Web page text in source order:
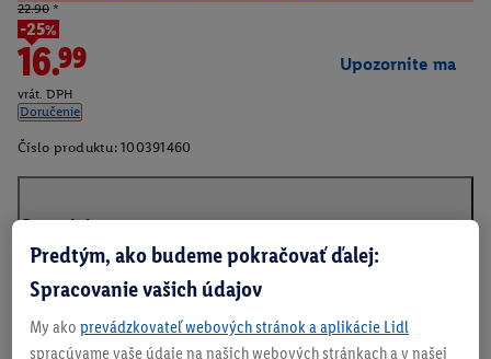
22.90 *
-25%
16.99
vrát. DPH
Doručenie
Upozornite ma
Číslo produktu: 100391460
O produkte
Predtým, ako budeme pokračovať ďalej:
Spracovanie vašich údajov
My ako prevádzkovateľ webových stránok a aplikácie Lidl
spracúvame vaše údaje na našich webových stránkach a v našej